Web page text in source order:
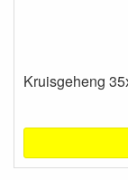
Kruisgeheng